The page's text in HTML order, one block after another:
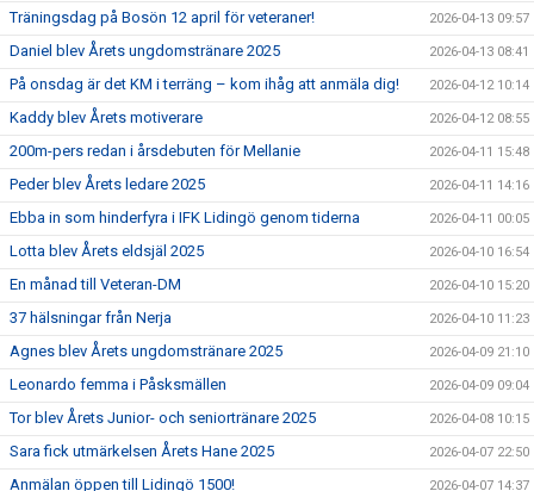
Träningsdag på Bosön 12 april för veteraner! 2026-04-13 09:57
Daniel blev Årets ungdomstränare 2025 2026-04-13 08:41
På onsdag är det KM i terräng – kom ihåg att anmäla dig! 2026-04-12 10:14
Kaddy blev Årets motiverare 2026-04-12 08:55
200m-pers redan i årsdebuten för Mellanie 2026-04-11 15:48
Peder blev Årets ledare 2025 2026-04-11 14:16
Ebba in som hinderfyra i IFK Lidingö genom tiderna 2026-04-11 00:05
Lotta blev Årets eldsjäl 2025 2026-04-10 16:54
En månad till Veteran-DM 2026-04-10 15:20
37 hälsningar från Nerja 2026-04-10 11:23
Agnes blev Årets ungdomstränare 2025 2026-04-09 21:10
Leonardo femma i Påsksmällen 2026-04-09 09:04
Tor blev Årets Junior- och seniortränare 2025 2026-04-08 10:15
Sara fick utmärkelsen Årets Hane 2025 2026-04-07 22:50
Anmälan öppen till Lidingö 1500! 2026-04-07 14:37